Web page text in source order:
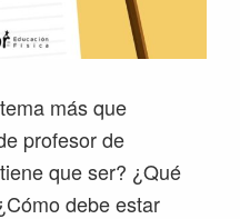
más que
profesor de
que ser? ¿Qué
debe estar